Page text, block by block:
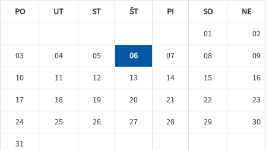
PO UT ST ŠT PI SO
NE
01
02
03
04 05 06 07 08
09
10
11 12 13 14 15
16
17
18 19 20 21 22
23
24
25 26 27 28 29
30
31